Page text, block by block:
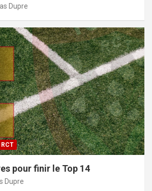
Dupre
RCT
pour finir le Top 14
Dupre